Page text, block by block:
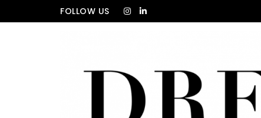
Skip to contentFOLLOW US